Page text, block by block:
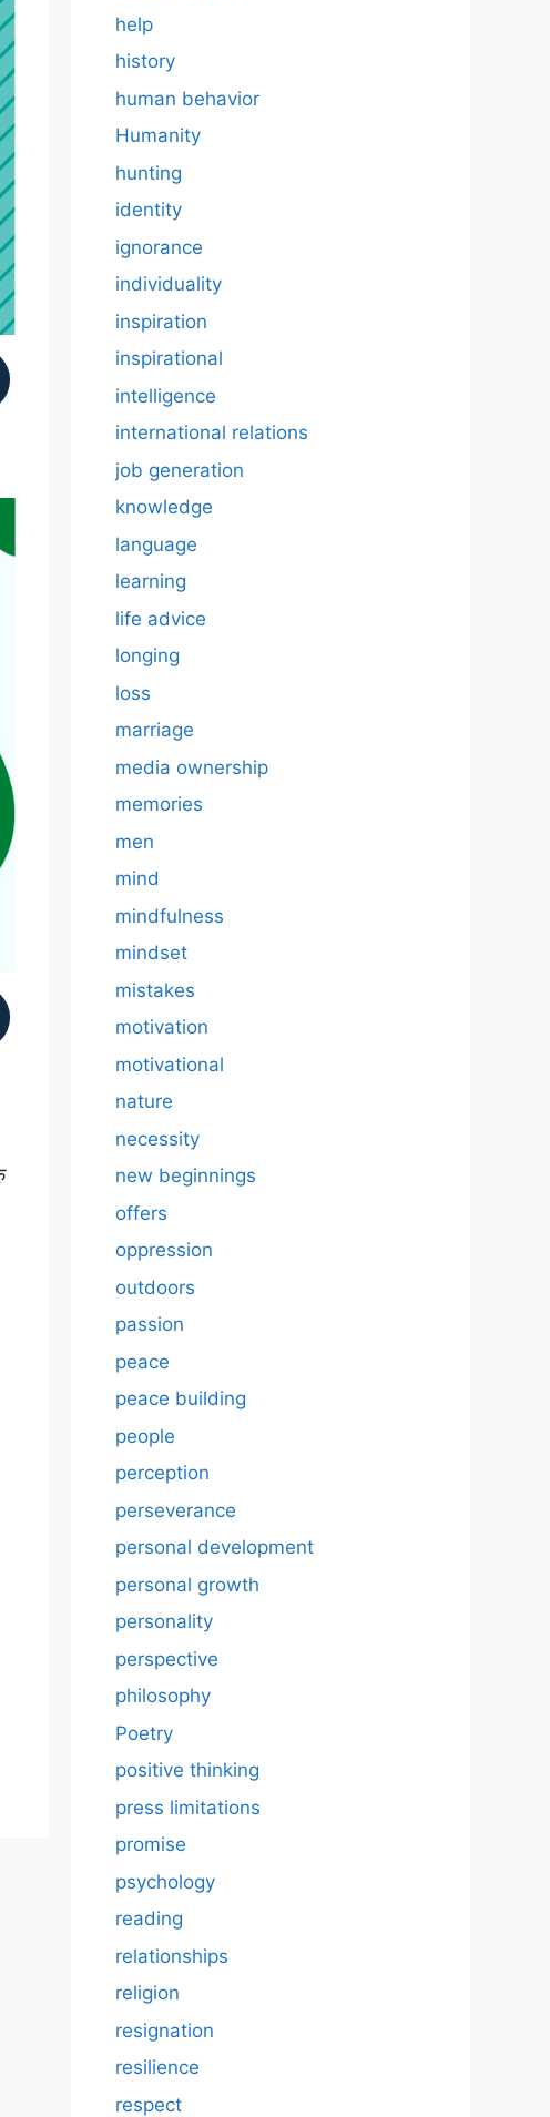
help
history
human behavior
Humanity
hunting
identity
ignorance
individuality
inspiration
inspirational
intelligence
international relations
job generation
knowledge
language
learning
life advice
longing
loss
marriage
media ownership
memories
men
mind
mindfulness
mindset
mistakes
motivation
motivational
nature
necessity
new beginnings
offers
oppression
outdoors
passion
peace
peace building
people
perception
perseverance
personal development
personal growth
personality
perspective
philosophy
Poetry
positive thinking
press limitations
promise
psychology
reading
relationships
religion
resignation
resilience
respect